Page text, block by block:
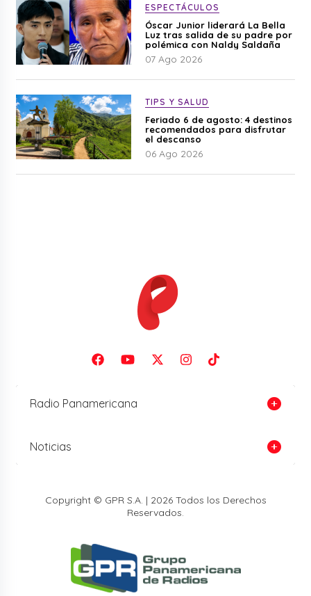
ESPECTÁCULOS
Óscar Junior liderará La Bella
Luz tras salida de su padre por
polémica con Naldy Saldaña
07 Ago 2026
TIPS Y SALUD
Feriado 6 de agosto: 4 destinos
recomendados para disfrutar
el descanso
06 Ago 2026
Radio Panamericana
Noticias
Copyright © GPR S.A. | 2026 Todos los Derechos
Reservados.